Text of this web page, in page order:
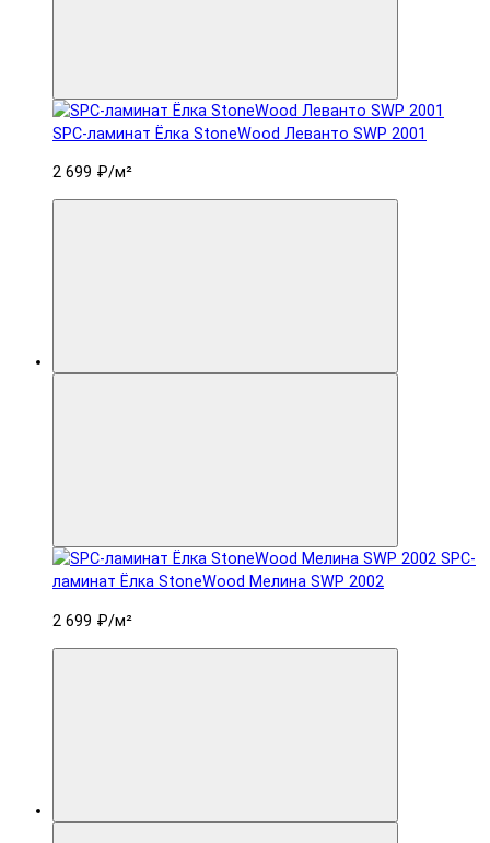
SPC-ламинат Ëлка StoneWood Леванто SWP 2001
2 699 ₽/м²
SPC-
ламинат Ëлка StoneWood Мелина SWP 2002
2 699 ₽/м²